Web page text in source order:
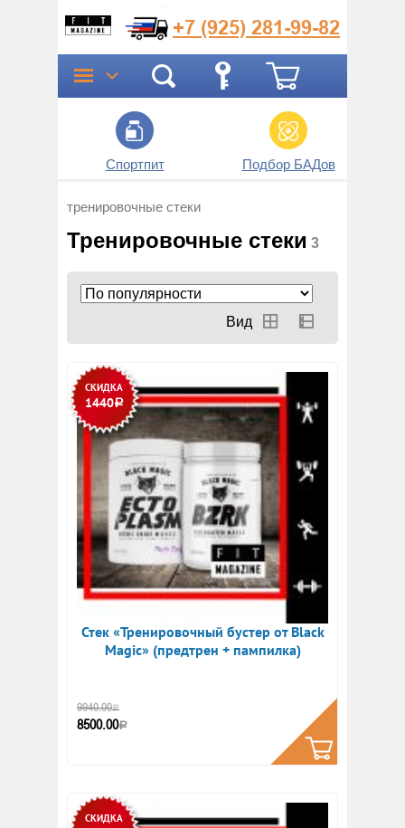
+7 (925) 281-99-82
Спортпит Подбор БАДов
тренировочные стеки
Тренировочные стеки 3
СКИДКА
1440Р
Стек «Тренировочный бустер от Black
Magic» (предтрен + пампилка)
9940.00Р
8500.00Р
Купить
СКИДКА